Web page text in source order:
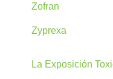
Zofran
Zyprexa
La Exposición